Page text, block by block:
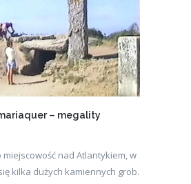
– megality
nad Atlantykiem, w
kilka dużych kamiennych grob.